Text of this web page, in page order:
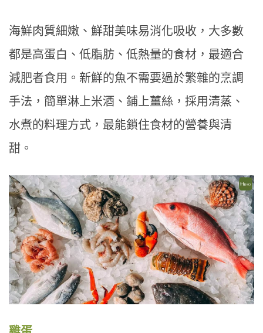
海鮮肉質細嫩、鮮甜美味易消化吸收，大多數
都是高蛋白、低脂肪、低熱量的食材，最適合
減肥者食用。新鮮的魚不需要過於繁雜的烹調
手法，簡單淋上米酒、鋪上薑絲，採用清蒸、
水煮的料理方式，最能鎖住食材的營養與清
甜。